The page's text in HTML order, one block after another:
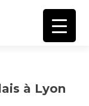
à Lyon